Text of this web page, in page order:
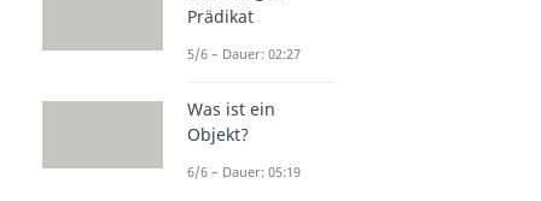
Prädikat
5/6 – Dauer: 02:27
Was ist ein
Objekt?
6/6 – Dauer: 05:19